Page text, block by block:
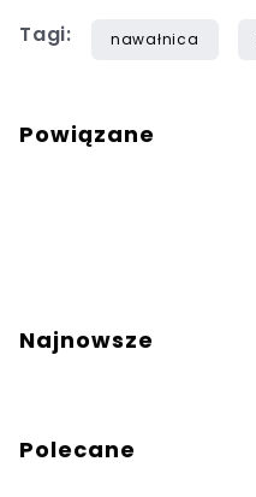
Tagi: nawałnica
Powiązane
Najnowsze
Polecane